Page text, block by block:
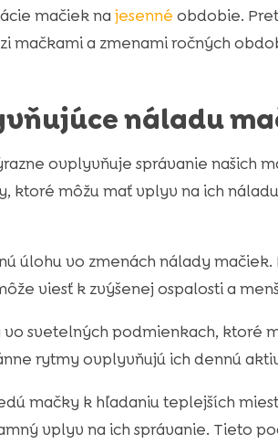
mačiek na jesenné obdobie.
mačkami a zmenami ročných
náladu
ovplyvňuje správanie našich
ktoré môžu mať vplyv na ich
úlohu vo zmenách nálady
viesť k zvýšenej ospalosti a
vo svetelných podmienkach, ktoré
rytmy ovplyvňujú ich dennú
mačky k hľadaniu teplejších
vplyv na ich správanie. Tieto